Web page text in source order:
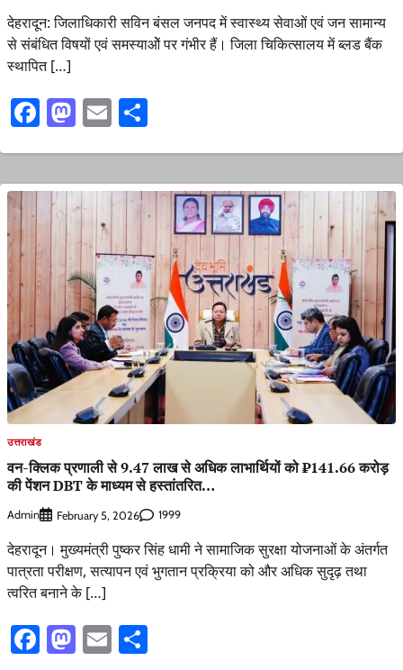
देहरादून: जिलाधिकारी सविन बंसल जनपद में स्वास्थ्य सेवाओं एवं जन सामान्य
से संबंधित विषयों एवं समस्याओें पर गंभीर हैं। जिला चिकित्सालय में ब्लड बैंक
स्थापित […]
Facebook
Mastodon
Email
उत्तराखंड
वन-क्लिक प्रणाली से 9.47 लाख से अधिक लाभार्थियों को ₹141.66 करोड़
की पेंशन DBT के माध्यम से हस्तांतरित…
Admin February 5, 2026 1999
देहरादून। मुख्यमंत्री पुष्कर सिंह धामी ने सामाजिक सुरक्षा योजनाओं के अंतर्गत
पात्रता परीक्षण, सत्यापन एवं भुगतान प्रक्रिया को और अधिक सुदृढ़ तथा
त्वरित बनाने के […]
Facebook
Mastodon
Email